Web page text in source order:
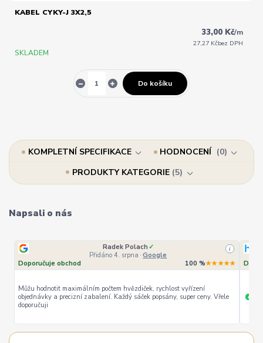
KABEL CYKY-J 3X2,5
33,00 Kč/m
27,27 Kčbez DPH
SKLADEM
Do košíku
KOMPLETNÍ SPECIFIKACE HODNOCENÍ
0
PRODUKTY KATEGORIE 5
Napsali o nás
Radek Polach ✓
Přidáno 4. srpna · Google
i
Doporučuje obchod 100 %★★★★★
Můžu hodnotit maximálním počtem hvězdiček, rychlost vyřízení
objednávky a precizní zabalení. Každý sáček popsány, super ceny. Vřele
doporučuji
+